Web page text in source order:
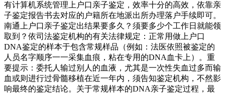
有计算机系统管理上户口亲子鉴定，效率十分的高效，依靠亲
子鉴定报告书去对应的户籍所在地派出所办理落户手续即可。
南通上户口亲子鉴定出结果要多久？须要多少个工作日就能领
取到？依司法鉴定机构的有关法律规定：正常用做上户口
DNA鉴定的样本于包含常规样品（例如：法医依照被鉴定的
人员名字顺序一一采集血痕，粘在专用的DNA血卡上）。重
要提示：委托人输过别人的血液，尤其是一次性失血过多而输
血或则进行过骨髓移植在近一年内，须告知鉴定机构，不然影
响最终的鉴定结论。关于常规样本的DNA亲子鉴定过程，最